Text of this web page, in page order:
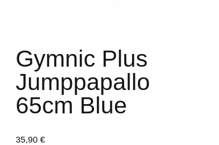
Gymnic Plus
Jumppapallo
65cm Blue
35,90 €